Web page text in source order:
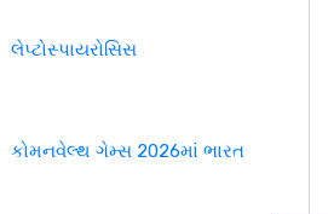
લેપ્ટોસ્પાયરોસિસ
કોમનવેલ્થ ગેમ્સ 2026માં ભારત